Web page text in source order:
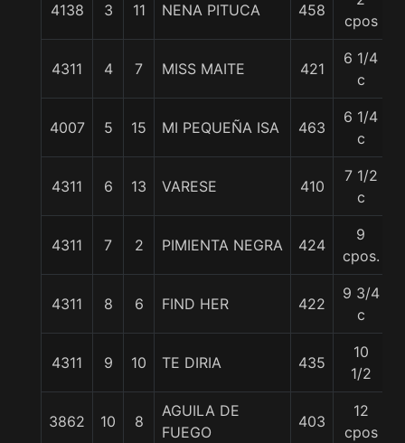
4138 3 11 NENA PITUCA 458
cpos
4311 4 7 MISS MAITE 421
6 1/4
c
4007 5 15 MI PEQUEÑA ISA 463
6 1/4
c
4311 6 13 VARESE 410
7 1/2
c
4311 7 2 PIMIENTA NEGRA 424
9
cpos.
4311 8 6 FIND HER 422
9 3/4
c
4311 9 10 TE DIRIA 435
10
1/2
3862 10 8
AGUILA DE
FUEGO
403
12
cpos